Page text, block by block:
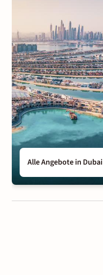
Alle Angebote in Dubai